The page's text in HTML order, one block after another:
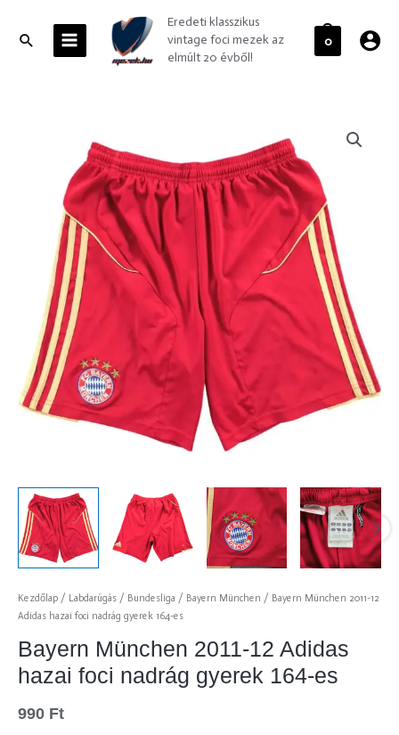
contentSearchMENU
Eredeti klasszikus
vintage foci mezek az
elmúlt 20 évből!
0
Kezdőlap / Labdarúgás / Bundesliga / Bayern München / Bayern München 2011-12
Adidas hazai foci nadrág gyerek 164-es
Bayern München 2011-12 Adidas
hazai foci nadrág gyerek 164-es
990 Ft
mennyiség